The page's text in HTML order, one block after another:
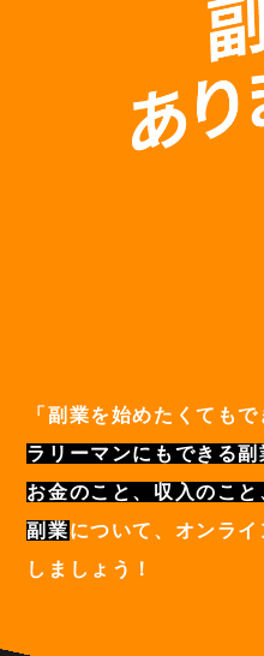
「副業を始めたくても
ラリーマンにもできる副
お金のこと、収入のこ
副業について、オンラ
しましょう！